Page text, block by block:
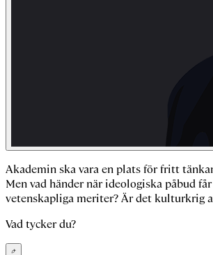
Akademin ska vara en plats för fritt
Men vad händer när ideologiska påbud
vetenskapliga meriter? Är det kulturkrig
Vad tycker du?